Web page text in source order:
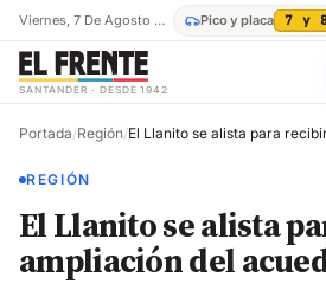
Viernes, 7 De Agosto De 2026 Pico y placa 7 y
SANTANDER · DESDE 1942
Portada/Región/
REGIÓN
El Llanito se alista
ampliación del